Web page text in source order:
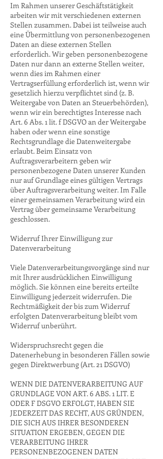
Im Rahmen unserer Geschäftstätigkeit
arbeiten wir mit verschiedenen externen
Stellen zusammen. Dabei ist teilweise auch
eine Übermittlung von personenbezogenen
Daten an diese externen Stellen
erforderlich. Wir geben personenbezogene
Daten nur dann an externe Stellen weiter,
wenn dies im Rahmen einer
Vertragserfüllung erforderlich ist, wenn wir
gesetzlich hierzu verpflichtet sind (z. B.
Weitergabe von Daten an Steuerbehörden),
wenn wir ein berechtigtes Interesse nach
Art. 6 Abs. 1 lit. f DSGVO an der Weitergabe
haben oder wenn eine sonstige
Rechtsgrundlage die Datenweitergabe
erlaubt. Beim Einsatz von
Auftragsverarbeitern geben wir
personenbezogene Daten unserer Kunden
nur auf Grundlage eines gültigen Vertrags
über Auftragsverarbeitung weiter. Im Falle
einer gemeinsamen Verarbeitung wird ein
Vertrag über gemeinsame Verarbeitung
geschlossen.
Widerruf Ihrer Einwilligung zur
Datenverarbeitung
Viele Datenverarbeitungsvorgänge sind nur
mit Ihrer ausdrücklichen Einwilligung
möglich. Sie können eine bereits erteilte
Einwilligung jederzeit widerrufen. Die
Rechtmäßigkeit der bis zum Widerruf
erfolgten Datenverarbeitung bleibt vom
Widerruf unberührt.
Widerspruchsrecht gegen die
Datenerhebung in besonderen Fällen sowie
gegen Direktwerbung (Art. 21 DSGVO)
WENN DIE DATENVERARBEITUNG AUF
GRUNDLAGE VON ART. 6 ABS. 1 LIT. E
ODER F DSGVO ERFOLGT, HABEN SIE
JEDERZEIT DAS RECHT, AUS GRÜNDEN,
DIE SICH AUS IHRER BESONDEREN
SITUATION ERGEBEN, GEGEN DIE
VERARBEITUNG IHRER
PERSONENBEZOGENEN DATEN